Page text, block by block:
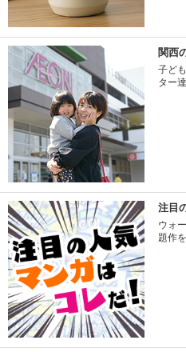
関西
子ど
ター
注目
ウォ
題作